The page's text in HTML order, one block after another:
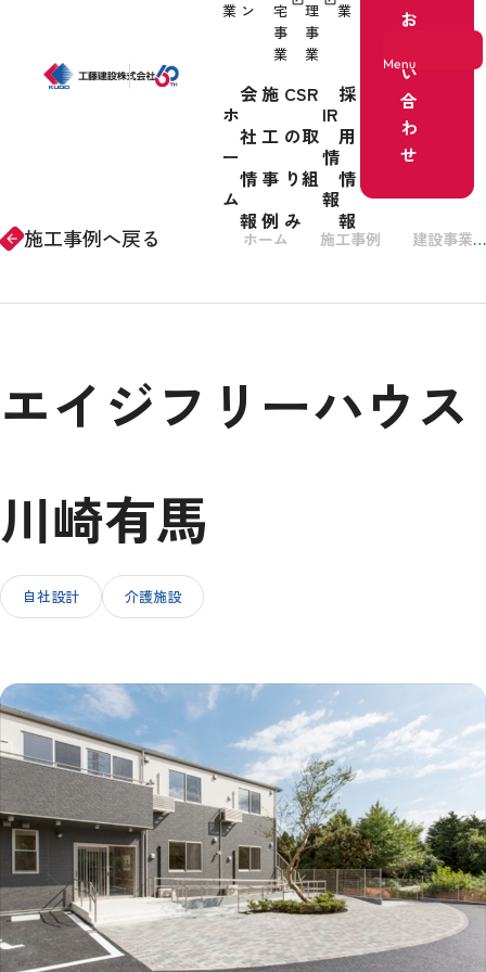
Menu
施工事例
IR情報
お問い合わせ
業 ン
宅
事
業
理
事
業
業
ホ
ー
ム
会
社
情
報
施
工
事
例
CSR
の取
り組
み
IR
情
報
採
用
情
報
お
い
合
わ
せ
arrow_forward 施工事例へ戻る ホーム 施工事例 建設事業
エイジフリーハウス
川崎有馬
自社設計 介護施設